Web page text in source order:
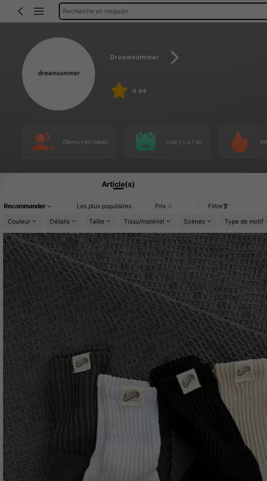
Recherche en magasin
Dreamsummer
4.94
Clients très fidèles Créé il y a 1 an
Article(s)
Recommander Les plus populaires Prix
Filtre
Couleur
Détails Taille Tissu/matériel Scènes Type de motif